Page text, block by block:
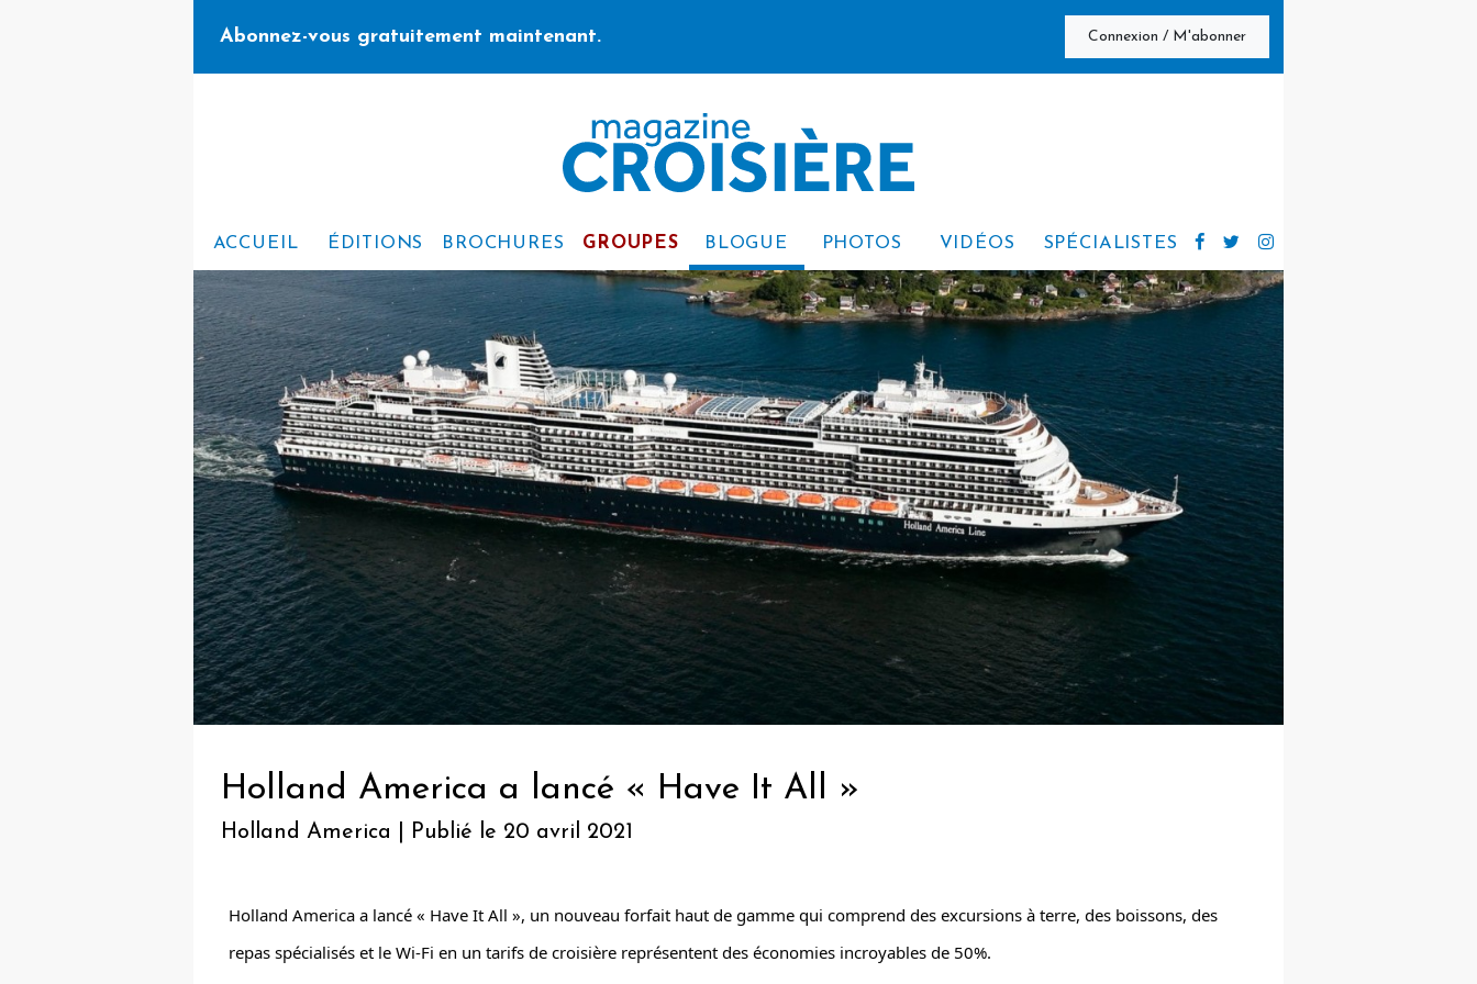
Abonnez-vous gratuitement maintenant. Connexion / M'abonner
ACCUEIL ÉDITIONS BROCHURES GROUPES BLOGUE PHOTOS VIDÉOS SPÉCIALISTES
Holland America a lancé « Have It All »
Holland America | Publié le 20 avril 2021
Holland America a lancé « Have It All », un nouveau forfait haut de gamme qui comprend des excursions à terre, des boissons, des
repas spécialisés et le Wi-Fi en un tarifs de croisière représentent des économies incroyables de 50%.